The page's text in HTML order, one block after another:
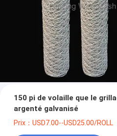
150 pi de volaille que le
argenté galvanisé
Prix：USD7.00--USD25.00/ROLL